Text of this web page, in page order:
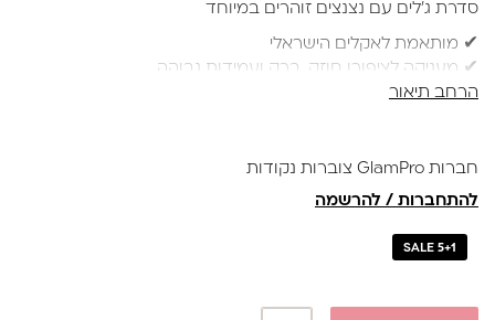
₪59.
₪39.
סדרת ג'לים עם נצנצים זוהרים במיוחד
✔ מותאמת לאקלים הישראלי
✔ מעניקה לציפורן חוזק, ברק ועמידות גבוהה
✔ בעל ייכולת יישור עצמי✔ מברשת סיליקון איכותית ורכה
הרחב תיאור
חברות GlamPro צוברות נקודות
להתחברות / להרשמה
SALE 5+1